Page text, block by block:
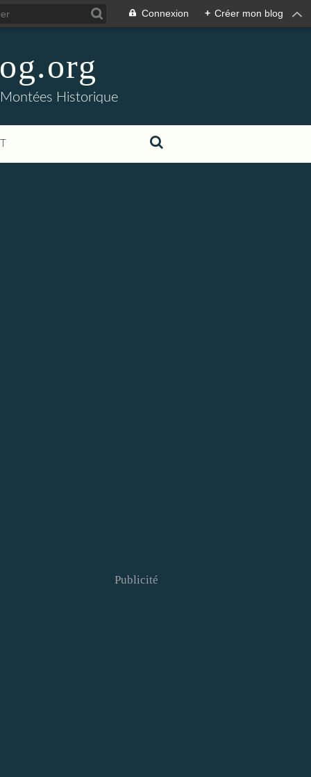
Connexion + Créer mon blog
Historique
Publicité